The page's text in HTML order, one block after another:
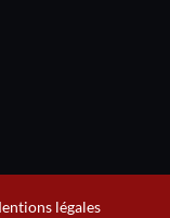
légales